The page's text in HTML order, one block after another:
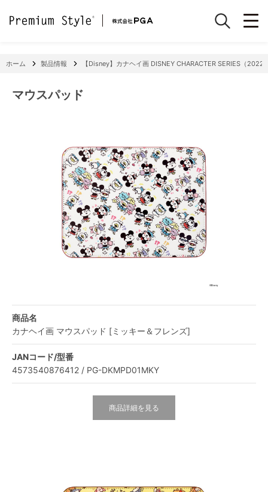
ホーム 製品情報 【Disney】カナヘイ画 DISNEY CHARACTER SERIES（2022
マウスパッド
商品名
カナヘイ画 マウスパッド [ミッキー＆フレンズ]
JANコード/型番
4573540876412 / PG-DKMPD01MKY
商品詳細を見る